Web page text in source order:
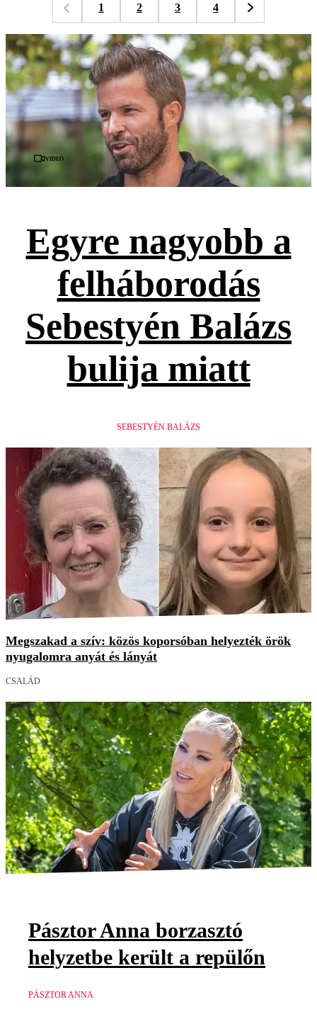
1 2 3 4
Videó
Egyre nagyobb a
felháborodás
Sebestyén Balázs
bulija miatt
SEBESTYÉN BALÁZS
Megszakad a szív: közös koporsóban helyezték örök
nyugalomra anyát és lányát
CSALÁD
Pásztor Anna borzasztó
helyzetbe került a repülőn
PÁSZTOR ANNA